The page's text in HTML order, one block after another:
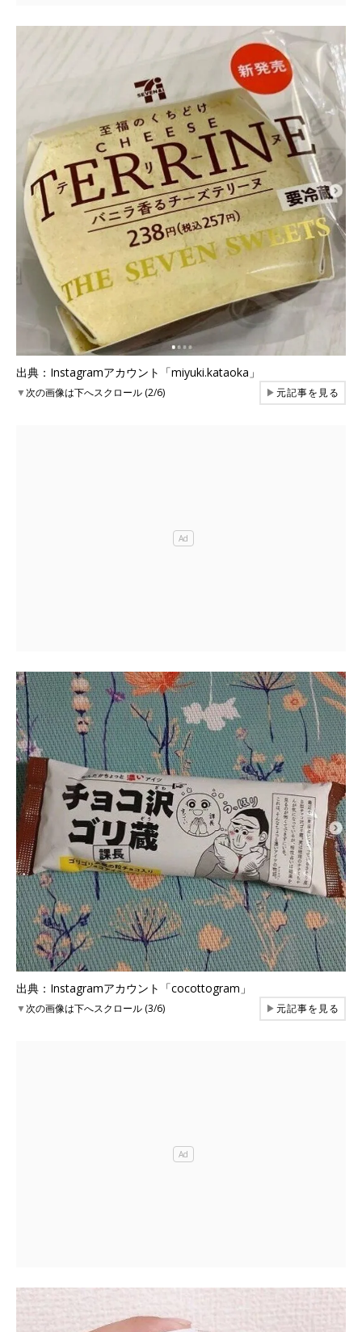
出典：Instagramアカウント「miyuki.kataoka」
▼次の画像は下へスクロール (2/6) ▶元記事を見る
出典：Instagramアカウント「cocottogram」
▼次の画像は下へスクロール (3/6) ▶元記事を見る